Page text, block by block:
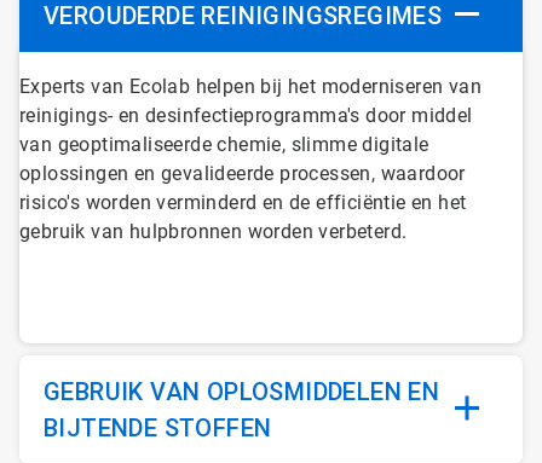
VEROUDERDE REINIGINGSREGIMES
ArticleTile
Experts van Ecolab helpen bij het moderniseren van
reinigings- en desinfectieprogramma's door middel
van geoptimaliseerde chemie, slimme digitale
oplossingen en gevalideerde processen, waardoor
risico's worden verminderd en de efficiëntie en het
gebruik van hulpbronnen worden verbeterd.
GEBRUIK VAN OPLOSMIDDELEN EN
BIJTENDE STOFFEN